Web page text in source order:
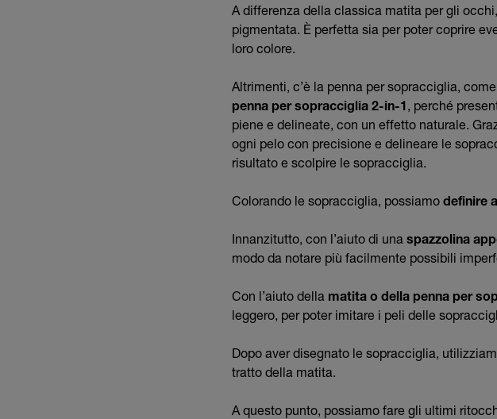
A differenza della classica matita per gli
pigmentata. È perfetta sia per poter coprire
loro colore.
Altrimenti, c’è la penna per sopracciglia,
penna per sopracciglia 2-in-1, perché
piene e delineate, con un effetto naturale.
ogni pelo con precisione e delineare le
risultato e scolpire le sopracciglia.
Colorando le sopracciglia, possiamo definire
Innanzitutto, con l’aiuto di una spazzolina
modo da notare più facilmente possibili
Con l’aiuto della matita o della penna per
leggero, per poter imitare i peli delle
Dopo aver disegnato le sopracciglia,
tratto della matita.
A questo punto, possiamo fare gli ultimi